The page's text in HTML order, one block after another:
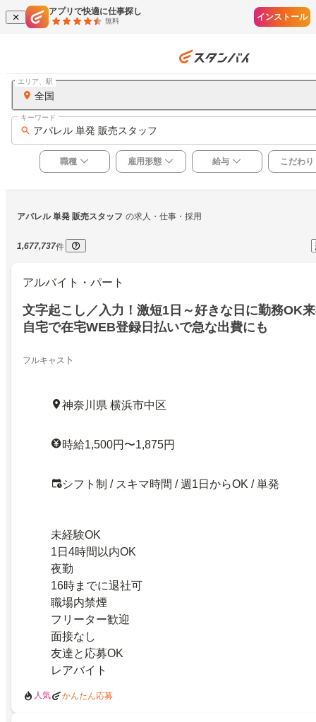
アプリで快適に仕事探し
無料 インストール
全国
エリア、駅
アパレル 単発 販売スタッフ
キーワード
職種 雇用形態 給与 こだわり
アパレル 単発 販売スタッフ の求人・仕事・採用
1,677,737件
アルバイト・パート
文字起こし／入力！激短1日～好きな日に勤務OK
自宅で在宅WEB登録日払いで急な出費にも
フルキャス卜
神奈川県 横浜市中区
時給1,500円〜1,875円
シフト制 / スキマ時間 / 週1日からOK / 単発
未経験OK
1日4時間以内OK
夜勤
16時までに退社可
職場内禁煙
フリーター歓迎
面接なし
友達と応募OK
レアバイト
人気 かんたん応募